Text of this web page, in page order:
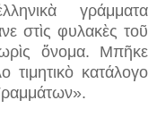
γράμματα
στὶς φυλακὲς τοῦ
ὄνομα. Μπῆκε
κατάλογο